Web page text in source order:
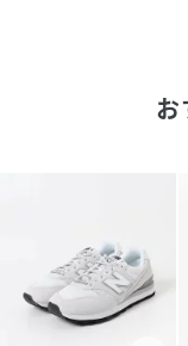
※その他お取り扱
[メーカー表記サイズ]
WIDTHS : D
※商品画像は、光
お